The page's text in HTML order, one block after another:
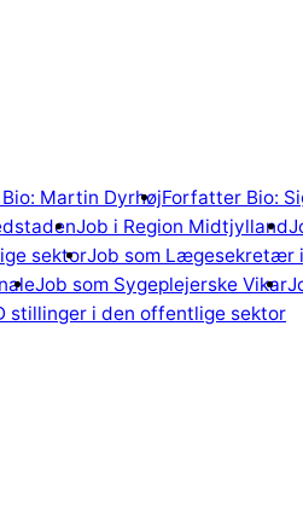
Martin DyrhøjForfatter Bio:
Job i Region Midtjylland
sektorJob som Lægesekretær
Job som Sygeplejerske Vikar
stillinger i den offentlige sektor